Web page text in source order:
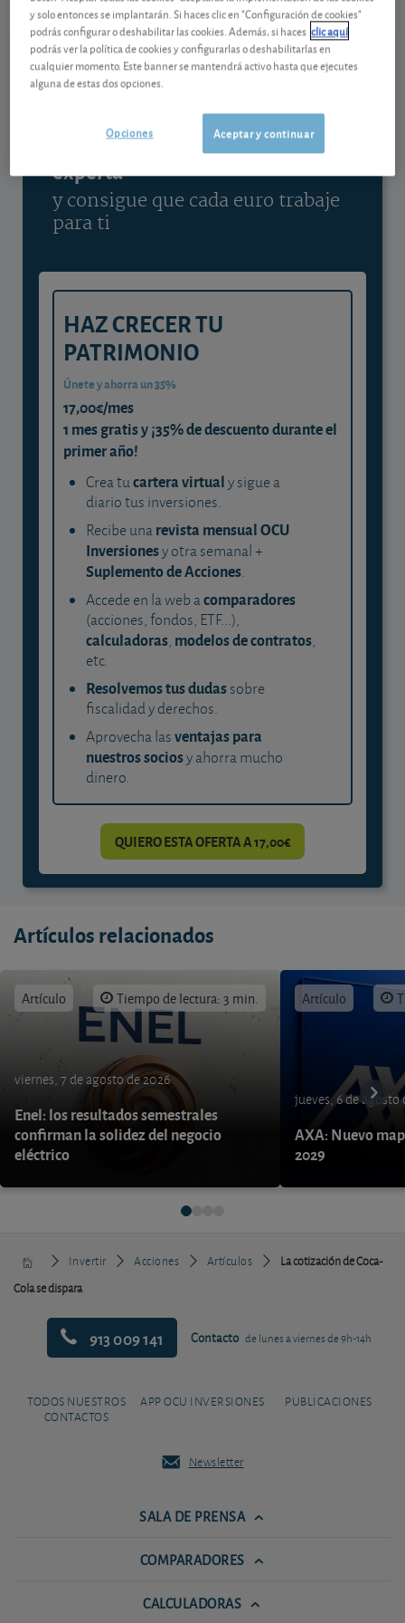
Ver detalladamente
Contenido reservado a SOCIOS
Gestiona tu dinero con visión
experta
y consigue que cada euro trabaje
para ti
HAZ CRECER TU
PATRIMONIO
Únete y ahorra un 35%
17,00€/mes
1 mes gratis y ¡35% de descuento durante el
primer año!
Crea tucartera virtualy sigue a
diario tus inversiones.
Recibe unarevista mensual OCU
Inversionesy otra semanal +
Suplemento de Acciones.
Accede en la web acomparadores
(acciones, fondos, ETF...),
calculadoras, modelos de contratos,
etc.
Resolvemos tus dudassobre
fiscalidad y derechos.
Aprovecha lasventajas para
nuestros sociosy ahorra mucho
dinero.
QUIERO ESTA OFERTA A 17,00€
Artículos relacionados
Artículo Tiempo de lectura: 3 min.
viernes, 7 de agosto de 2026
Enel: los resultados semestrales
confirman la solidez del negocio
eléctrico
Artículo
jueves, 6 de agosto
AXA: Nuevo
2029
Invertir Acciones Artículos
La cotización de Coca-
Cola se dispara
913 009 141 Contacto de lunes a viernes de 9h-14h
TODOS NUESTROS
CONTACTOS
APP OCU INVERSIONES PUBLICACIONES
Newsletter
SALA DE PRENSA
COMPARADORES
CALCULADORAS
y solo entonces se implantarán. Si haces clic en "Configuración de cookies"
podrás configurar o deshabilitar las cookies. Además, si haces clic aquí
podrás ver la política de cookies y configurarlas o deshabilitarlas en
cualquier momento. Este banner se mantendrá activo hasta que ejecutes
alguna de estas dos opciones.
Aceptar y continuar
Opciones